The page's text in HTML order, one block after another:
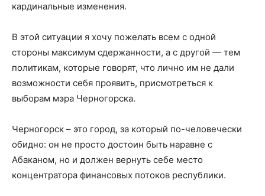
кардинальные изменения.
В этой ситуации я хочу пожелать всем с одной
стороны максимум сдержанности, а с другой — тем
политикам, которые говорят, что лично им не дали
возможности себя проявить, присмотреться к
выборам мэра Черногорска.
Черногорск – это город, за который по-человечески
обидно: он не просто достоин быть наравне с
Абаканом, но и должен вернуть себе место
концентратора финансовых потоков республики.